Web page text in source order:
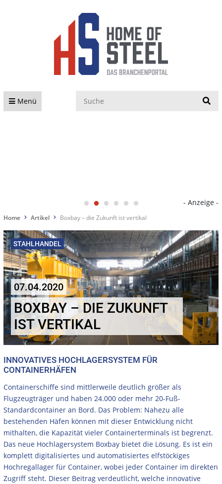
Menü
- Anzeige -
Home Artikel Boxbay – die Zukunft ist vertikal
STAHLHANDEL
07.04.2020
BOXBAY – DIE ZUKUNFT
IST VERTIKAL
INNOVATIVES HOCHLAGERSYSTEM FÜR
CONTAINERHÄFEN
Containerschiffe sind mittlerweile deutlich größer als
Flugzeugträger und haben 24.000 oder mehr 20-Fuß-
Standardcontainer an Bord. Das Problem: Nahezu alle
bestehenden Häfen können mit dieser Entwicklung nicht
mithalten, die Kapazität vieler Containerterminals ist begrenzt.
Das neue Hochlagersystem Boxbay bietet die Lösung. Es ist ein
komplett digitalisiertes und automatisiertes elfstöckiges
Hochregallager für Container, wobei jeder Container im direkten
Zugriff steht. Dieser Beitrag verdeutlicht, welche innovative